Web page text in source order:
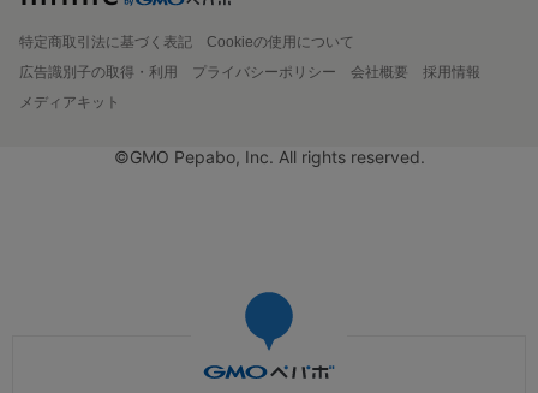
特定商取引法に基づく表記
Cookieの使用について
広告識別子の取得・利用
プライバシーポリシー 会社概要
採用情報
メディアキット
©GMO Pepabo, Inc. All rights reserved.